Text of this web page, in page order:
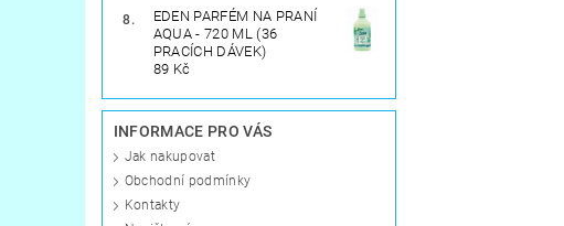
EDEN PARFÉM NA PRANÍ
AQUA - 720 ML (36
PRACÍCH DÁVEK)
89 Kč
INFORMACE PRO VÁS
Jak nakupovat
Obchodní podmínky
Kontakty